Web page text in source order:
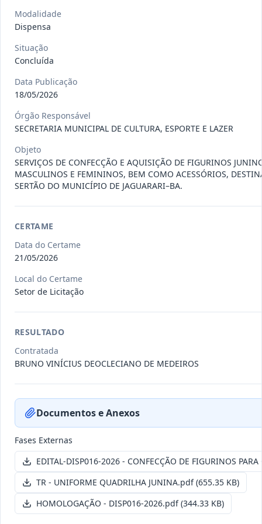
CE003-2026
Concorrência
Data:17/07/2026
INEX041-2026
Inexigibilidade
REPRESENTANTE...
Situação
DISP025-
FORNECIMENTO DE GÊNEROS
Situação:
INEX048-2026
CONTRATAÇÃO DE PESSOA
Situação: Concluída Ver detalhes
INEX054-2026
Inexigibilidade
CONTRATAÇÃO DE PESSOA
JURÍDICA ESPECIALIZADA,
Situação: Concluída Data:09/07/2026 Ver detalhes
Itens por página: 10 Exibindo1–10de237 registros
Modalidade
Dispensa
Situação
Concluída
Data Publicação
18/05/2026
Órgão Responsável
SECRETARIA MUNICIPAL DE CULTURA, ESPORTE E LAZER
Objeto
SERVIÇOS DE CONFECÇÃO E AQUISIÇÃO DE FIGURINOS
MASCULINOS E FEMININOS, BEM COMO ACESSÓRIOS,
SERTÃO DO MUNICÍPIO DE JAGUARARI–BA.
CERTAME
Data do Certame
21/05/2026
Local do Certame
Setor de Licitação
RESULTADO
Contratada
BRUNO VINÍCIUS DEOCLECIANO DE MEDEIROS
Documentos e Anexos
Fases Externas
EDITAL-DISP016-2026 - CONFECÇÃO DE FIGURINOS
TR - UNIFORME QUADRILHA JUNINA.pdf(655.35 KB)
HOMOLOGAÇÃO - DISP016-2026.pdf(344.33 KB)